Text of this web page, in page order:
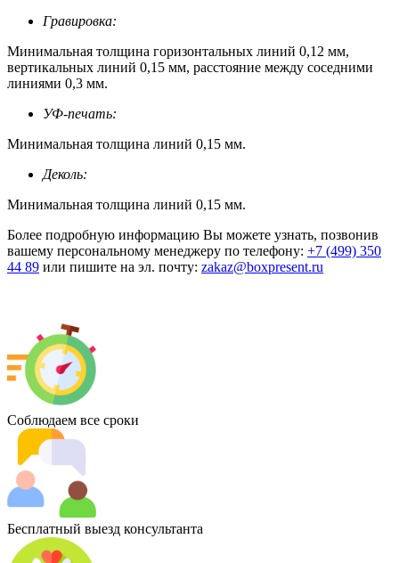
Гравировка:
Минимальная толщина горизонтальных линий 0,12 мм,
вертикальных линий 0,15 мм, расстояние между соседними
линиями 0,3 мм.
УФ-печать:
Минимальная толщина линий 0,15 мм.
Деколь:
Минимальная толщина линий 0,15 мм.
Более подробную информацию Вы можете узнать, позвонив
вашему персональному менеджеру по телефону: +7 (499) 350
44 89 или пишите на эл. почту: zakaz@boxpresent.ru
Соблюдаем все сроки
Бесплатный выезд консультанта